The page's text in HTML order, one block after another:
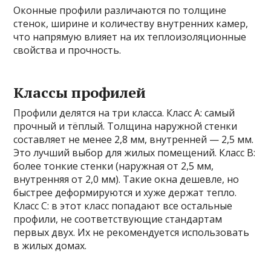
Оконные профили различаются по толщине
стенок, ширине и количеству внутренних камер,
что напрямую влияет на их теплоизоляционные
свойства и прочность.
Классы профилей
Профили делятся на три класса. Класс А: самый
прочный и тёплый. Толщина наружной стенки
составляет не менее 2,8 мм, внутренней — 2,5 мм.
Это лучший выбор для жилых помещений. Класс В:
более тонкие стенки (наружная от 2,5 мм,
внутренняя от 2,0 мм). Такие окна дешевле, но
быстрее деформируются и хуже держат тепло.
Класс С: в этот класс попадают все остальные
профили, не соответствующие стандартам
первых двух. Их не рекомендуется использовать
в жилых домах.